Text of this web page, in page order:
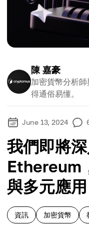
陳 嘉豪
加密貨幣分析
得通俗易懂。
June 13, 2024
我們即將
Ethereum
與多元應用
資訊 加密貨幣